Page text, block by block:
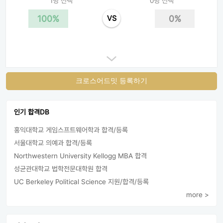
100% VS 0%
크로스어드밋 등록하기
인기 합격DB
홍익대학교 게임스프트웨어학과 합격/등록
서울대학교 의예과 합격/등록
Northwestern University Kellogg MBA 합격
성균관대학교 법학전문대학원 합격
UC Berkeley Political Science 지원/합격/등록
more >